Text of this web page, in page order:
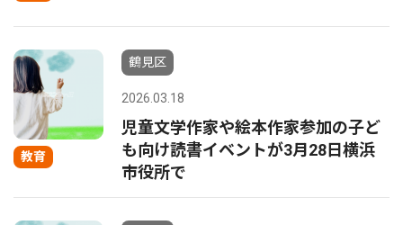
教育
鶴見区
2026.03.18
児童文学作家や絵本作家参加の子ど
も向け読書イベントが3月28日横浜
市役所で